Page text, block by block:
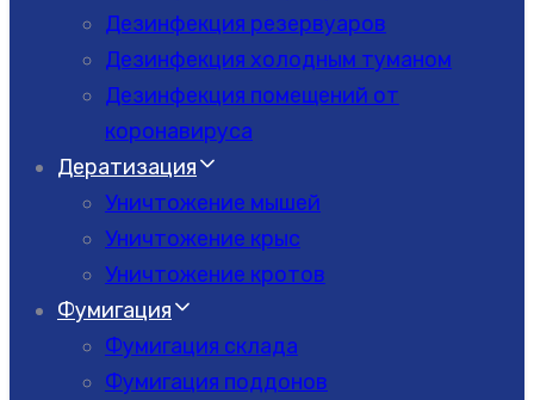
Дезинфекция резервуаров
Дезинфекция холодным туманом
Дезинфекция помещений от
коронавируса
Дератизация
Уничтожение мышей
Уничтожение крыс
Уничтожение кротов
Фумигация
Фумигация склада
Фумигация поддонов